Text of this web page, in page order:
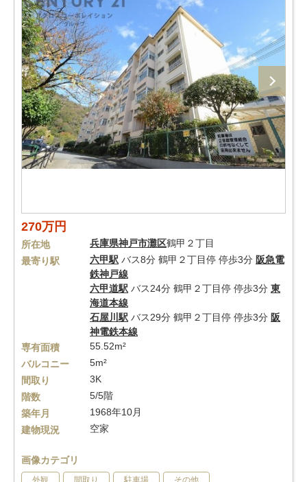
270万円
所在地 兵庫県神戸市灘区鶴甲２丁目
最寄り駅
六甲駅 バス8分 鶴甲２丁目停 停歩3分 阪急電
鉄神戸線
六甲道駅 バス24分 鶴甲２丁目停 停歩3分 東
海道本線
石屋川駅 バス29分 鶴甲２丁目停 停歩3分 阪
神電鉄本線
専有面積
55.52m²
バルコニー
5m²
間取り
3K
階数
5/5階
築年月
1968年10月
建物現況
空家
画像カテゴリ
外観 間取り 駐車場 その他